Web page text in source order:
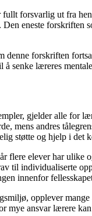
forsvarlig ut fra
eneste forskriften
forskriften
senke læreres mentale
gjelder alle for
mens andres
støtte og hjelp i det
elever har
til individualiserte
innenfor
opplever
mye ansvar lærere